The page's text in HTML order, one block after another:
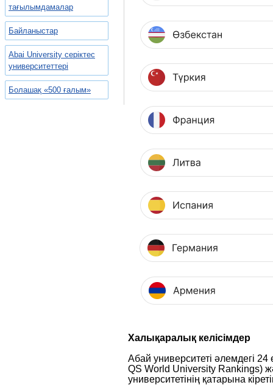
тағылымдамалар
Байланыстар
Abai University серіктес
университеттері
Болашақ «500 ғалым»
Халықаралық келісімдер
Абай университеті әлемдегі 24
QS World University Rankings)
университетінің қатарына